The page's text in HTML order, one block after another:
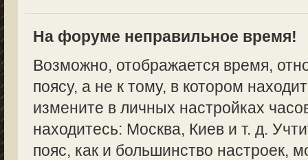
На форуме неправильное время!
Возможно, отображается время,
поясу, а не к тому, в котором
измените в личных настройках
находитесь: Москва, Киев и т. д.
пояс, как и большинство настроек,